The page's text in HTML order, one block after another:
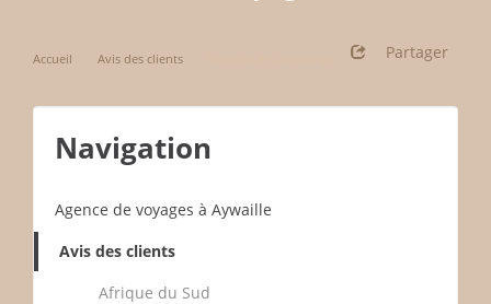
Accueil Avis des clients Partager
Navigation
Agence de voyages à Aywaille
Avis des clients
Afrique du Sud